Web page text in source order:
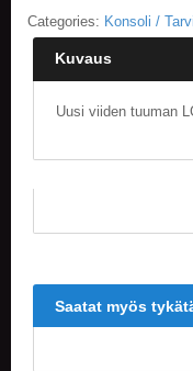
Categories: Konsoli /
Kuvaus
Uusi viiden tuuman
Saatat myös